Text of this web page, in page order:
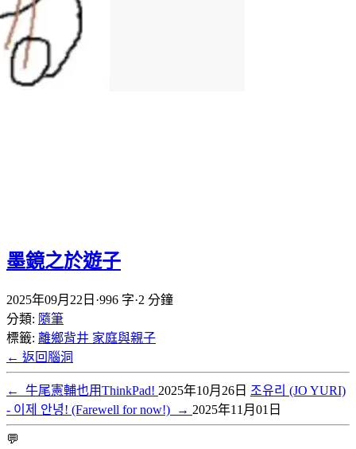
墨鏡之於遊子
2025年09月22日 ·996 字·2 分鐘
分類: 隨筆
標籤: 離鄉背井 家庭與親子
← 返回腦洞
← 牛尾憲輔也用ThinkPad! 2025年10月26日 조유리 (JO YURI)
- 이제 안녕! (Farewell for now!)
→ 2025年11月01日
💬